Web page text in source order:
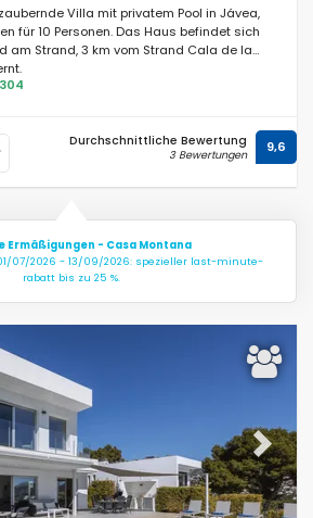
Villa mit privatem Pool in Jávea,
für 10 Personen. Das Haus befindet sich
am Strand, 3 km vom Strand Cala de la
Durchschnittliche Bewertung
3 Bewertungen 9,6
Ermäßigungen - Casa Montana
07/2026 - 13/09/2026: spezieller last-minute-
rabatt bis zu 25 %.
Next